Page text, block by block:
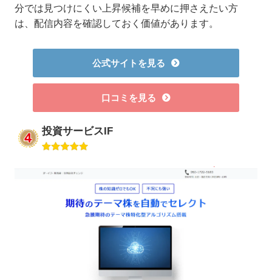
分では見つけにくい上昇候補を早めに押さえたい方
は、配信内容を確認しておく価値があります。
公式サイトを見る
口コミを見る
投資サービスIF